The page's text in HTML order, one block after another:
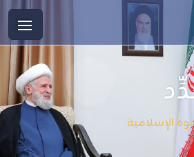
الإسلامية